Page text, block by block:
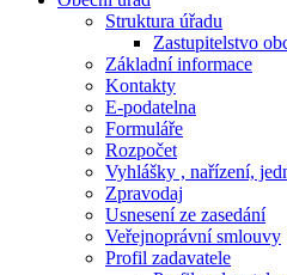
Struktura úřadu
Zastupitelstvo
Základní informace
Kontakty
E-podatelna
Formuláře
Rozpočet
Vyhlášky , nařízení,
Zpravodaj
Usnesení ze zasedání
Veřejnoprávní smlouvy
Profil zadavatele